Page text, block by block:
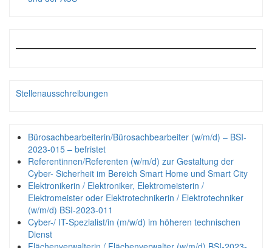
Stellenausschreibungen
Bürosachbearbeiterin/Bürosachbearbeiter (w/m/d) – BSI-
2023-015 – befristet
Referentinnen/Referenten (w/m/d) zur Gestaltung der
Cyber- Sicherheit im Bereich Smart Home und Smart City
Elektronikerin / Elektroniker, Elektromeisterin /
Elektromeister oder Elektrotechnikerin / Elektrotechniker
(w/m/d) BSI-2023-011
Cyber-/ IT-Spezialist/in (m/w/d) im höheren technischen
Dienst